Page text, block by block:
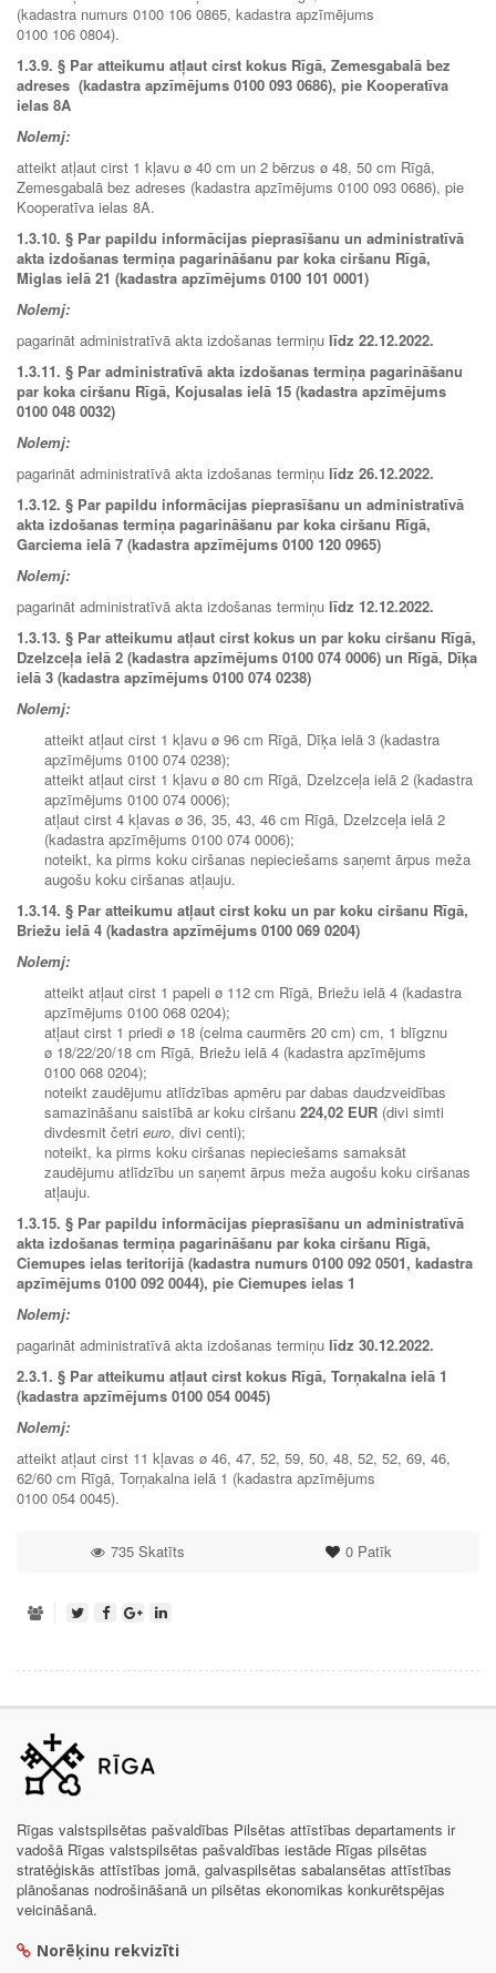
(kadastra numurs 0100 106 0865, kadastra apzīmējums
0100 106 0804).
1.3.9. § Par atteikumu atļaut cirst kokus Rīgā, Zemesgabalā bez
adreses (kadastra apzīmējums 0100 093 0686), pie Kooperatīva
ielas 8A
Nolemj:
atteikt atļaut cirst 1 kļavu ø 40 cm un 2 bērzus ø 48, 50 cm Rīgā,
Zemesgabalā bez adreses (kadastra apzīmējums 0100 093 0686), pie
Kooperatīva ielas 8A.
1.3.10. § Par papildu informācijas pieprasīšanu un administratīvā
akta izdošanas termiņa pagarināšanu par koka ciršanu Rīgā,
Miglas ielā 21 (kadastra apzīmējums 0100 101 0001)
Nolemj:
pagarināt administratīvā akta izdošanas termiņu līdz 22.12.2022.
1.3.11. § Par administratīvā akta izdošanas termiņa pagarināšanu
par koka ciršanu Rīgā, Kojusalas ielā 15 (kadastra apzīmējums
0100 048 0032)
Nolemj:
pagarināt administratīvā akta izdošanas termiņu līdz 26.12.2022.
1.3.12. § Par papildu informācijas pieprasīšanu un administratīvā
akta izdošanas termiņa pagarināšanu par koka ciršanu Rīgā,
Garciema ielā 7 (kadastra apzīmējums 0100 120 0965)
Nolemj:
pagarināt administratīvā akta izdošanas termiņu līdz 12.12.2022.
1.3.13. § Par atteikumu atļaut cirst kokus un par koku ciršanu Rīgā,
Dzelzceļa ielā 2 (kadastra apzīmējums 0100 074 0006) un Rīgā, Dīķa
ielā 3 (kadastra apzīmējums 0100 074 0238)
Nolemj:
atteikt atļaut cirst 1 kļavu ø 96 cm Rīgā, Dīķa ielā 3 (kadastra
apzīmējums 0100 074 0238);
atteikt atļaut cirst 1 kļavu ø 80 cm Rīgā, Dzelzceļa ielā 2 (kadastra
apzīmējums 0100 074 0006);
atļaut cirst 4 kļavas ø 36, 35, 43, 46 cm Rīgā, Dzelzceļa ielā 2
(kadastra apzīmējums 0100 074 0006);
noteikt, ka pirms koku ciršanas nepieciešams saņemt ārpus meža
augošu koku ciršanas atļauju.
1.3.14. § Par atteikumu atļaut cirst koku un par koku ciršanu Rīgā,
Briežu ielā 4 (kadastra apzīmējums 0100 069 0204)
Nolemj:
atteikt atļaut cirst 1 papeli ø 112 cm Rīgā, Briežu ielā 4 (kadastra
apzīmējums 0100 068 0204);
atļaut cirst 1 priedi ø 18 (celma caurmērs 20 cm) cm, 1 blīgznu
ø 18/22/20/18 cm Rīgā, Briežu ielā 4 (kadastra apzīmējums
0100 068 0204);
noteikt zaudējumu atlīdzības apmēru par dabas daudzveidības
samazināšanu saistībā ar koku ciršanu 224,02 EUR (divi simti
divdesmit četri euro, divi centi);
noteikt, ka pirms koku ciršanas nepieciešams samaksāt
zaudējumu atlīdzību un saņemt ārpus meža augošu koku ciršanas
atļauju.
1.3.15. § Par papildu informācijas pieprasīšanu un administratīvā
akta izdošanas termiņa pagarināšanu par koka ciršanu Rīgā,
Ciemupes ielas teritorijā (kadastra numurs 0100 092 0501, kadastra
apzīmējums 0100 092 0044), pie Ciemupes ielas 1
Nolemj:
pagarināt administratīvā akta izdošanas termiņu līdz 30.12.2022.
2.3.1. § Par atteikumu atļaut cirst kokus Rīgā, Torņakalna ielā 1
(kadastra apzīmējums 0100 054 0045)
Nolemj:
atteikt atļaut cirst 11 kļavas ø 46, 47, 52, 59, 50, 48, 52, 52, 69, 46,
62/60 cm Rīgā, Torņakalna ielā 1 (kadastra apzīmējums
0100 054 0045).
0Patīk
735 Skatīts
Rīgas valstspilsētas pašvaldības Pilsētas attīstības departaments ir
vadošā Rīgas valstspilsētas pašvaldības iestāde Rīgas pilsētas
stratēģiskās attīstības jomā, galvaspilsētas sabalansētas attīstības
plānošanas nodrošināšanā un pilsētas ekonomikas konkurētspējas
veicināšanā.
Norēķinu rekvizīti